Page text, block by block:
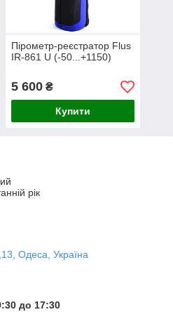
Пірометр-реєстратор Flus
IR-861 U (-50...+1150)
5 600₴
Купити
рік
Одеса, Україна
до 17:30